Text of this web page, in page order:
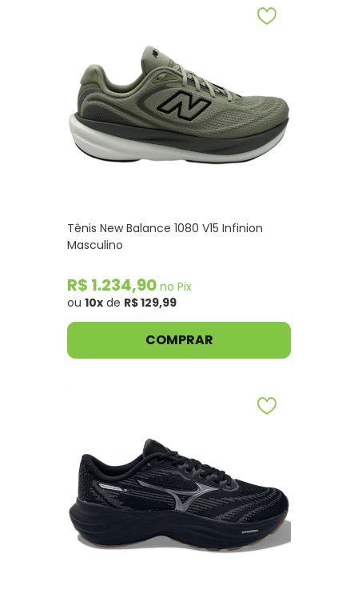
Tênis New Balance 1080 V15 Infinion
Masculino
R$ 1.234,90 no Pix
ou 10x de R$ 129,99
COMPRAR